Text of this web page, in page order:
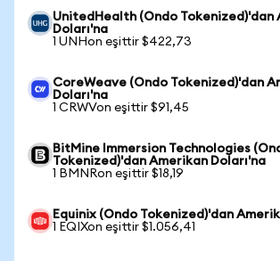
UnitedHealth (Ondo Tokenized)'dan
Doları'na
1 UNHon eşittir $422,73
CoreWeave (Ondo Tokenized)'dan
Doları'na
1 CRWVon eşittir $91,45
BitMine Immersion Technologies
Tokenized)'dan Amerikan Doları'na
1 BMNRon eşittir $18,19
Equinix (Ondo Tokenized)'dan
1 EQIXon eşittir $1.056,41